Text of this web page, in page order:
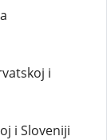
i
i Sloveniji